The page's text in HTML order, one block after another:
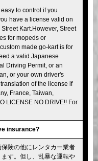
to control if you
have a license valid on
Kart.However, Street
for mopeds or
made go-kart is for
a valid Japanese
Driving Permit, or an
or your own driver's
of the license if
France, Taiwan,
LICENSE NO DRIVE!! For
insurance?
険の他にレンタカー業者
す。但し、乱暴な運転や